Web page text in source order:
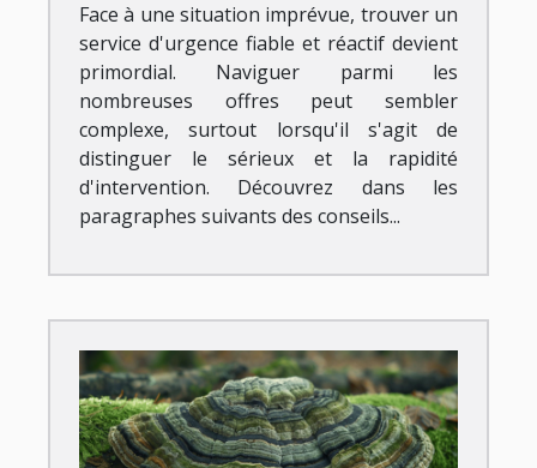
Face à une situation imprévue, trouver un
service d'urgence fiable et réactif devient
primordial. Naviguer parmi les
nombreuses offres peut sembler
complexe, surtout lorsqu'il s'agit de
distinguer le sérieux et la rapidité
d'intervention. Découvrez dans les
paragraphes suivants des conseils...